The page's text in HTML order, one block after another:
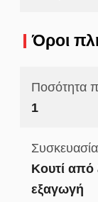
Όροι
Ποσότητα
1
Κουτί από
εξαγωγή